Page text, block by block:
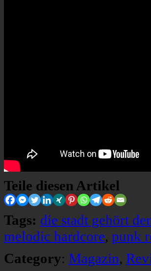
Teile diesen Artikel
Tags: die stadt gehört
melodic hardcore, punk
Category: Magazin,